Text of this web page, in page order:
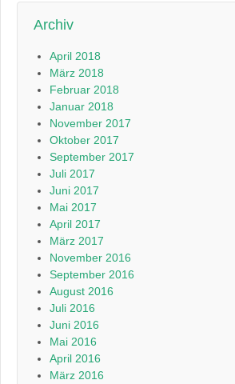
Archiv
April 2018
März 2018
Februar 2018
Januar 2018
November 2017
Oktober 2017
September 2017
Juli 2017
Juni 2017
Mai 2017
April 2017
März 2017
November 2016
September 2016
August 2016
Juli 2016
Juni 2016
Mai 2016
April 2016
März 2016